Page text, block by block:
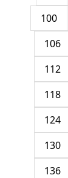
100
106
112
118
124
130
136